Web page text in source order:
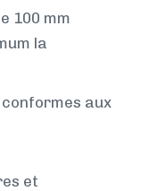
100 mm
la
aux
et